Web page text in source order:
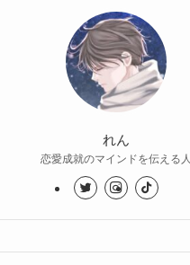
れん
恋愛成就のマインドを伝える人